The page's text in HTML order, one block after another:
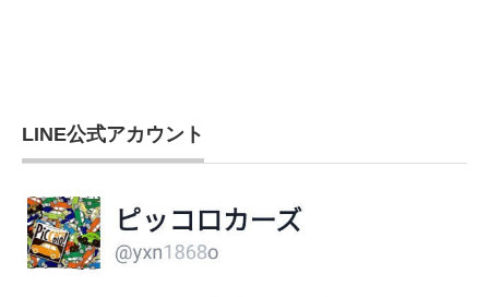
LINE公式アカウント